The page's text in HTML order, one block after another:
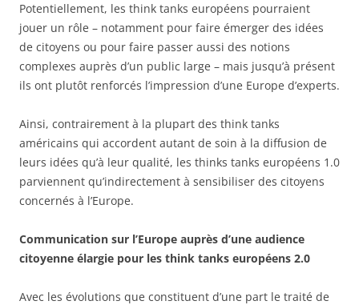
Potentiellement, les think tanks européens pourraient
jouer un rôle – notamment pour faire émerger des idées
de citoyens ou pour faire passer aussi des notions
complexes auprès d’un public large – mais jusqu’à présent
ils ont plutôt renforcés l’impression d’une Europe d’experts.
Ainsi, contrairement à la plupart des think tanks
américains qui accordent autant de soin à la diffusion de
leurs idées qu’à leur qualité, les thinks tanks européens 1.0
parviennent qu’indirectement à sensibiliser des citoyens
concernés à l’Europe.
Communication sur l’Europe auprès d’une audience
citoyenne élargie pour les think tanks européens 2.0
Avec les évolutions que constituent d’une part le traité de